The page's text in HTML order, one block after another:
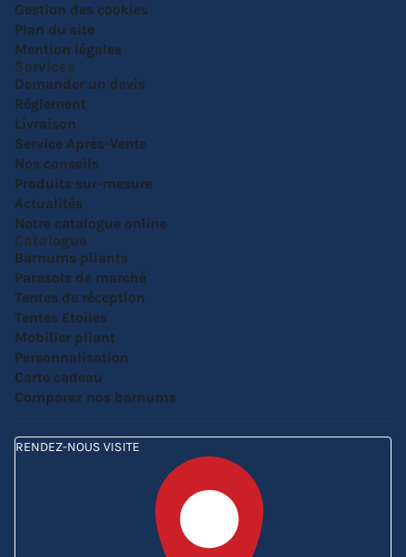
Gestion des cookies
Plan du site
Mention légales
Services
Demander un devis
Réglement
Livraison
Service Après-Vente
Nos conseils
Produits sur-mesure
Actualités
Notre catalogue online
Catalogue
Barnums pliants
Parasols de marché
Tentes de réception
Tentes Etoiles
Mobilier pliant
Personnalisation
Carte cadeau
Comparez nos barnums
RENDEZ-NOUS VISITE